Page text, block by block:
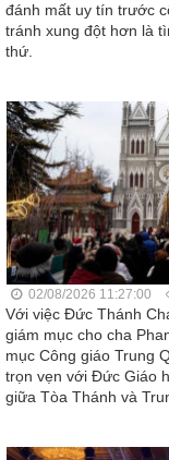
đánh mất uy tín trước
tránh xung đột hơn là
thứ.
02/08/2026 11:27:00
Với việc Đức Thánh
giám mục cho cha
mục Công giáo Trung
trọn vẹn với Đức Giáo
giữa Tòa Thánh và